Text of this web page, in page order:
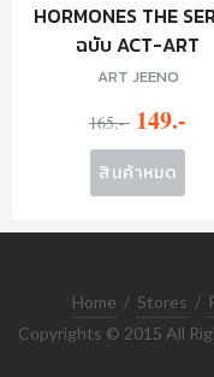
HORMONES THE
ฉบับ ACT-ART
ART JEENO
165.- 149.-
สินค้าหมด
Home / Stores /
Copyrights © 2015 All